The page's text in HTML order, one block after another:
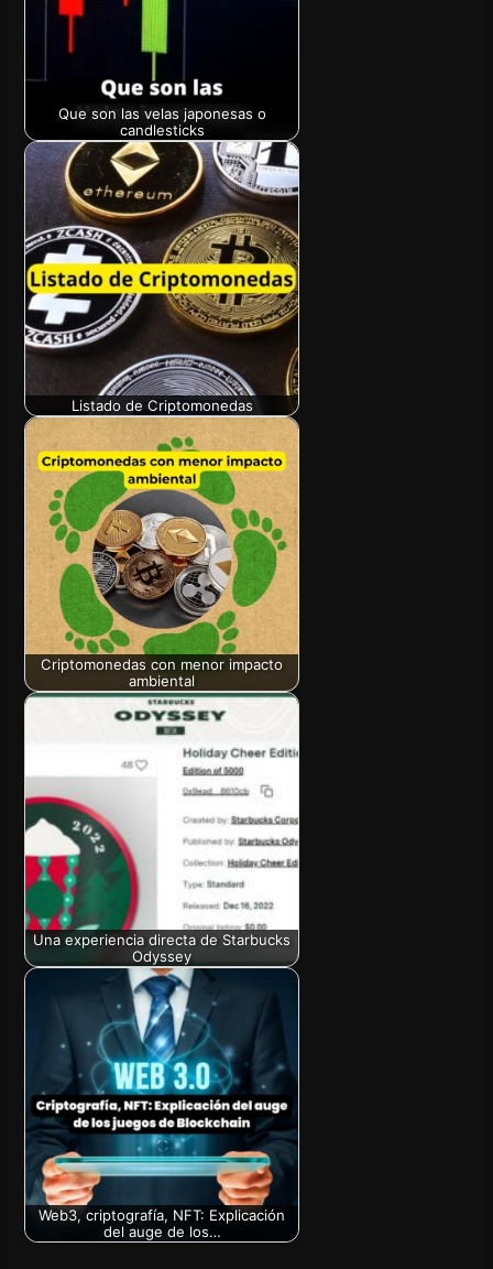
Que son las velas japonesas o
candlesticks
Listado de Criptomonedas
Criptomonedas con menor impacto
ambiental
Una experiencia directa de Starbucks
Odyssey
Web3, criptografía, NFT: Explicación
del auge de los…